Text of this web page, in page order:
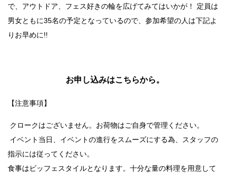
で、アウトドア、フェス好きの輪を広げてみてはいかが！ 定員は
男女ともに35名の予定となっているので、参加希望の人は下記よ
りお早めに!!
お申し込みはこちらから。
【注意事項】
クロークはございません。お荷物はご自身で管理ください。
イベント当日、イベントの進行をスムーズにする為、スタッフの
指示には従ってください。
食事はビッフェスタイルとなります。十分な量の料理を用意して